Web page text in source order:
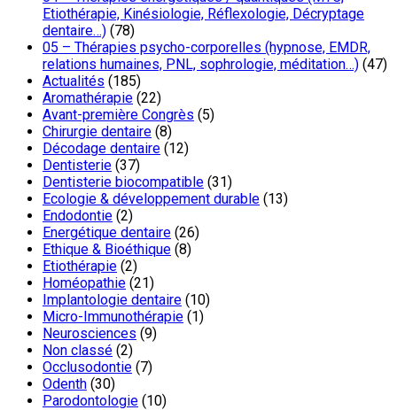
Etiothérapie, Kinésiologie, Réflexologie, Décryptage
dentaire…) (78)
05 – Thérapies psycho-corporelles (hypnose, EMDR,
relations humaines, PNL, sophrologie, méditation…) (47)
Actualités (185)
Aromathérapie (22)
Avant-première Congrès (5)
Chirurgie dentaire (8)
Décodage dentaire (12)
Dentisterie (37)
Dentisterie biocompatible (31)
Ecologie & développement durable (13)
Endodontie (2)
Energétique dentaire (26)
Ethique & Bioéthique (8)
Etiothérapie (2)
Homéopathie (21)
Implantologie dentaire (10)
Micro-Immunothérapie (1)
Neurosciences (9)
Non classé (2)
Occlusodontie (7)
Odenth (30)
Parodontologie (10)